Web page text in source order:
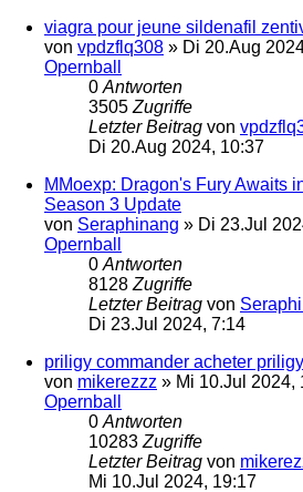
viagra pour jeune sildenafil
von vpdzflq308 » Di 20.Aug
Opernball
0 Antworten
3505 Zugriffe
Letzter Beitrag von
Di 20.Aug 2024, 10:37
MMoexp: Dragon's Fury Awaits
Season 3 Update
von Seraphinang » Di 23.Jul
Opernball
0 Antworten
8128 Zugriffe
Letzter Beitrag von
Di 23.Jul 2024, 7:14
priligy commander acheter
von mikerezzz » Mi 10.Jul 2024,
Opernball
0 Antworten
10283 Zugriffe
Letzter Beitrag von
Mi 10.Jul 2024, 19:17